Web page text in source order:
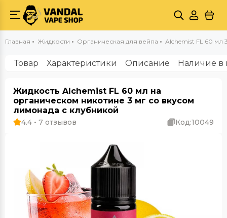
Главная Жидкости Органическая для вейпа Alchemist FL 60 мл
Товар Характеристики Описание Наличие в
Жидкость Alchemist FL 60 мл на
органическом никотине 3 мг со вкусом
лимонада с клубникой
4.4 • 7 отзывов Код:10049